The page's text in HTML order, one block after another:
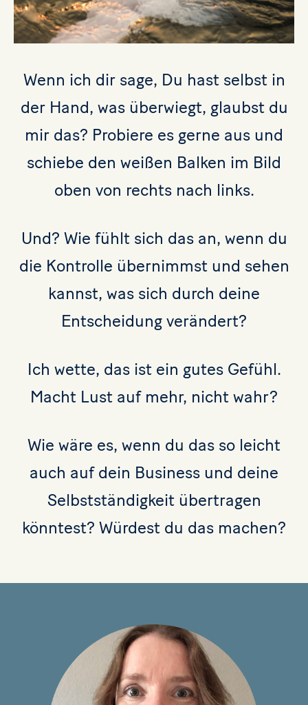
Wenn ich dir sage, Du hast selbst in
der Hand, was überwiegt, glaubst du
mir das? Probiere es gerne aus und
schiebe den weißen Balken im Bild
oben von rechts nach links.
Und? Wie fühlt sich das an, wenn du
die Kontrolle übernimmst und sehen
kannst, was sich durch deine
Entscheidung verändert?
Ich wette, das ist ein gutes Gefühl.
Macht Lust auf mehr, nicht wahr?
Wie wäre es, wenn du das so leicht
auch auf dein Business und deine
Selbstständigkeit übertragen
könntest? Würdest du das machen?